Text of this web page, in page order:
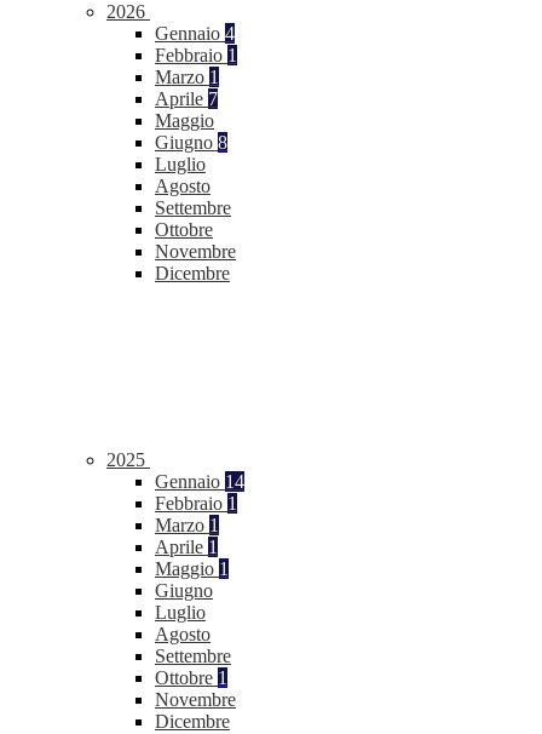
2026
Gennaio 4
Febbraio 1
Marzo 1
Aprile 7
Maggio
Giugno 8
Luglio
Agosto
Settembre
Ottobre
Novembre
Dicembre
2025
Gennaio 14
Febbraio 1
Marzo 1
Aprile 1
Maggio 1
Giugno
Luglio
Agosto
Settembre
Ottobre 1
Novembre
Dicembre